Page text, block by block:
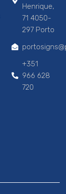
Henrique,
71 4050-
297 Porto
+351
966 628
720